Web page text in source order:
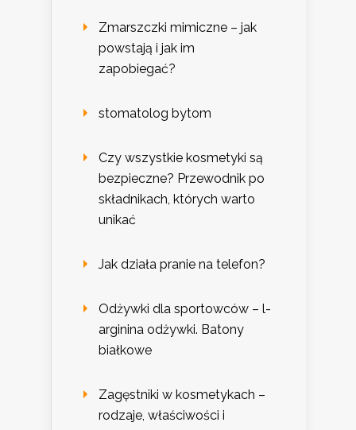
Zmarszczki mimiczne – jak
powstają i jak im
zapobiegać?
stomatolog bytom
Czy wszystkie kosmetyki są
bezpieczne? Przewodnik po
składnikach, których warto
unikać
Jak działa pranie na telefon?
Odżywki dla sportowców – l-
arginina odżywki. Batony
białkowe
Zagęstniki w kosmetykach –
rodzaje, właściwości i